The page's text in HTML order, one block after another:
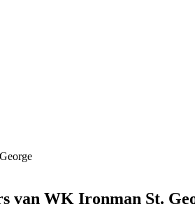
van WK Ironman St.